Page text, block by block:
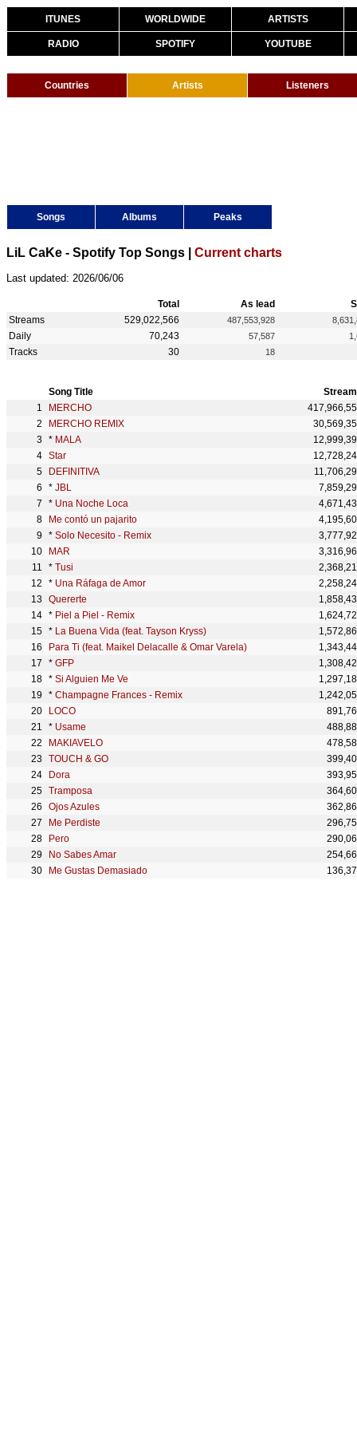
ITUNES WORLDWIDE ARTISTS
RADIO SPOTIFY YOUTUBE
Countries Artists Listeners
Songs Albums Peaks
LiL CaKe - Spotify Top Songs | Current charts
Last updated: 2026/06/06
Total As lead
Streams
529,022,566 487,553,928
Daily 70,243 57,587
Tracks 30 18
Song Title
MERCHO
MERCHO REMIX
* MALA
Star
DEFINITIVA
* JBL
* Una Noche Loca
Me contó un pajarito
* Solo Necesito - Remix
MAR
* Tusi
* Una Ráfaga de Amor
Quererte
* Piel a Piel - Remix
* La Buena Vida (feat. Tayson Kryss)
Para Ti (feat. Maikel Delacalle & Omar Varela)
* GFP
* Si Alguien Me Ve
* Champagne Frances - Remix
LOCO
* Usame
MAKIAVELO
TOUCH & GO
Dora
Tramposa
Ojos Azules
Me Perdiste
Pero
No Sabes Amar
Me Gustas Demasiado